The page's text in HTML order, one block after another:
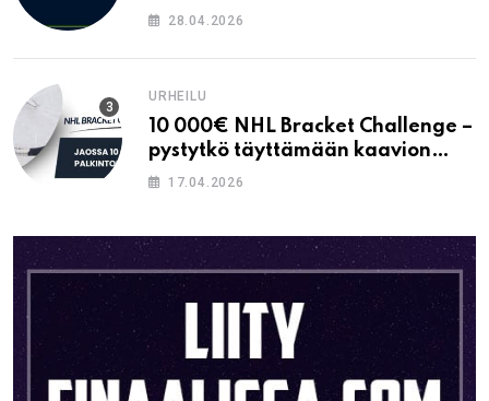
28.04.2026
URHEILU
10 000€ NHL Bracket Challenge –
pystytkö täyttämään kaavion
oikein?
17.04.2026